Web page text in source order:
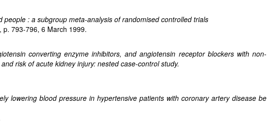
people : a subgroup meta-analysis of randomised controlled trials
793-796, 6 March 1999.
converting enzyme inhibitors, and angiotensin receptor blockers with non-
risk of acute kidney injury: nested case-control study.
lowering blood pressure in hypertensive patients with coronary artery disease be